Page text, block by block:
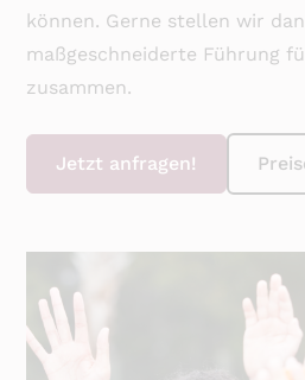
können. Gerne stellen wir
maßgeschneiderte Führung
zusammen.
Jetzt anfragen!